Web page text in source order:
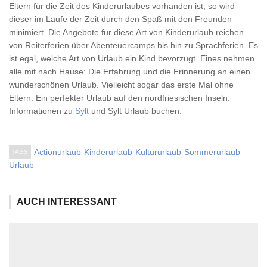
Eltern für die Zeit des Kinderurlaubes vorhanden ist, so wird
dieser im Laufe der Zeit durch den Spaß mit den Freunden
minimiert. Die Angebote für diese Art von Kinderurlaub reichen
von Reiterferien über Abenteuercamps bis hin zu Sprachferien. Es
ist egal, welche Art von Urlaub ein Kind bevorzugt. Eines nehmen
alle mit nach Hause: Die Erfahrung und die Erinnerung an einen
wunderschönen Urlaub. Vielleicht sogar das erste Mal ohne
Eltern. Ein perfekter Urlaub auf den nordfriesischen Inseln:
Informationen zu Sylt und Sylt Urlaub buchen.
TAGS Actionurlaub Kinderurlaub Kultururlaub Sommerurlaub
Urlaub
AUCH INTERESSANT